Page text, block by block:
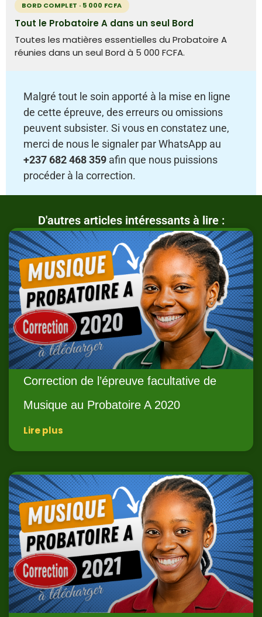
BORD COMPLET · 5 000 FCFA
Tout le Probatoire A dans un seul Bord
Toutes les matières essentielles du Probatoire A
réunies dans un seul Bord à 5 000 FCFA.
Malgré tout le soin apporté à la mise en ligne
de cette épreuve, des erreurs ou omissions
peuvent subsister. Si vous en constatez une,
merci de nous le signaler par WhatsApp au
+237 682 468 359 afin que nous puissions
procéder à la correction.
D'autres articles intéressants à lire :
Correction de l’épreuve facultative de
Musique au Probatoire A 2020
Lire plus